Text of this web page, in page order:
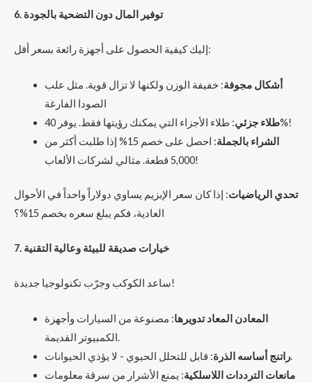
6. توفير المال دون التضحية بالجودة
إليك كيفية الحصول على أجهزة رائعة بسعر أقل:
أشكال مجوفة: خفيفة الوزن ولكنها لا تزال قوية. مثل علب
الصودا الفارغة
طلاء جزئي: طلاء الأجزاء التي يمكنك رؤيتها فقط. يوفر 40%!
الشراء بالجملة
: احصل على خصم 15% إذا طلبت أكثر من
5,000 قطعة. مثالي لشركات الألعاب!
تحدي الرياضيات: إذا كان سعر الإبزيم يساوي دولاراً واحداً في الأحوال
العادية، فكم يبلغ سعره بخصم 15%؟
7. خيارات صديقة للبيئة وعالية التقنية
ساعد الكوكب وجرّب تكنولوجيا جديدة!
المعادن المعاد تدويرها: مصنوعة من السيارات وأجهزة
الكمبيوتر القديمة.
راتنج أساسه الذرة: قابل للتحلل الحيوي - لا يؤذي الحيوانات.
مانعات الترددات اللاسلكية: يمنع الأشرار من سرقة معلومات